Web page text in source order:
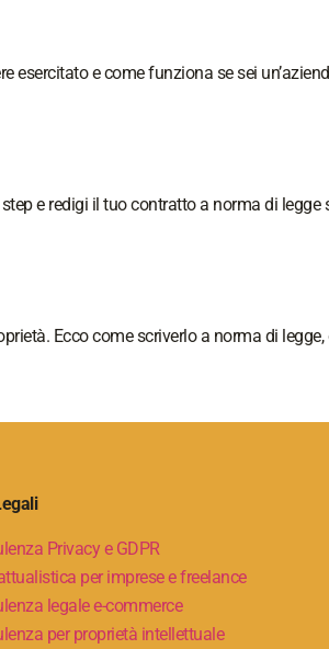
esercitato e come funziona se sei
e redigi il tuo contratto a norma di legge
Ecco come scriverlo a norma di
Privacy e GDPR
per imprese e freelance
legale e-commerce
per proprietà intellettuale